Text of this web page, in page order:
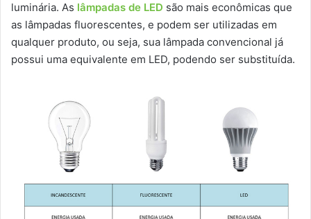
luminária. As lâmpadas de LED são mais econômicas que
as lâmpadas fluorescentes, e podem ser utilizadas em
qualquer produto, ou seja, sua lâmpada convencional já
possui uma equivalente em LED, podendo ser substituída.